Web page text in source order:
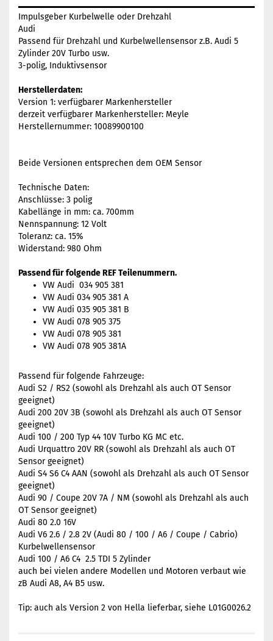
Impulsgeber Kurbelwelle oder Drehzahl
Audi
Passend für Drehzahl und Kurbelwellensensor z.B. Audi 5
Zylinder 20V Turbo usw.
3-polig, Induktivsensor
Herstellerdaten:
Version 1: verfügbarer Markenhersteller
derzeit verfügbarer Markenhersteller: Meyle
Herstellernummer: 10089900100
Beide Versionen entsprechen dem OEM Sensor
Technische Daten:
Anschlüsse: 3 polig
Kabellänge in mm: ca. 700mm
Nennspannung: 12 Volt
Toleranz: ca. 15%
Widerstand: 980 Ohm
Passend für folgende REF Teilenummern.
VW Audi 034 905 381
VW Audi 034 905 381 A
VW Audi 035 905 381 B
VW Audi 078 905 375
VW Audi 078 905 381
VW Audi 078 905 381A
Passend für folgende Fahrzeuge:
Audi S2 / RS2 (sowohl als Drehzahl als auch OT Sensor
geeignet)
Audi 200 20V 3B (sowohl als Drehzahl als auch OT Sensor
geeignet)
Audi 100 / 200 Typ 44 10V Turbo KG MC etc.
Audi Urquattro 20V RR (sowohl als Drehzahl als auch OT
Sensor geeignet)
Audi S4 S6 C4 AAN (sowohl als Drehzahl als auch OT Sensor
geeignet)
Audi 90 / Coupe 20V 7A / NM (sowohl als Drehzahl als auch
OT Sensor geeignet)
Audi 80 2.0 16V
Audi V6 2.6 / 2.8 2V (Audi 80 / 100 / A6 / Coupe / Cabrio)
Kurbelwellensensor
Audi 100 / A6 C4 2.5 TDI 5 Zylinder
auch bei vielen andere Modellen und Motoren verbaut wie
zB Audi A8, A4 B5 usw.
Tip: auch als Version 2 von Hella lieferbar, siehe L01G0026.2